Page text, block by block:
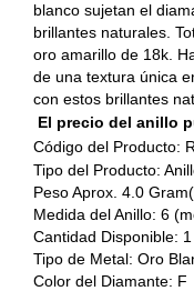
blanco sujetan el
brillantes naturales.
oro amarillo de 18k.
de una textura única
con estos brillantes
El precio del anillo
Código del Producto:
Tipo del Producto:
Peso Aprox. 4.0
Medida del Anillo: 6
Cantidad Disponible:
Tipo de Metal: Oro
Color del Diamante: F